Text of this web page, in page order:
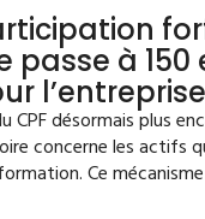
passe à 150
CPF désormais plus
concerne les actifs
Ce